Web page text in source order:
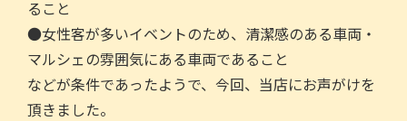
ること
●女性客が多いイベントのため、清潔感のある車両・
マルシェの雰囲気にある車両であること
などが条件であったようで、今回、当店にお声がけを
頂きました。